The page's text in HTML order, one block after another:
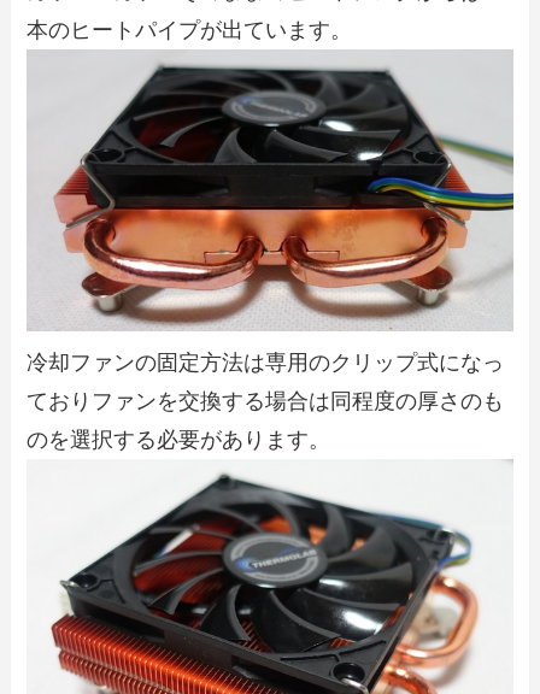
本のヒートパイプが出ています。
冷却ファンの固定方法は専用のクリップ式になっ
ておりファンを交換する場合は同程度の厚さのも
のを選択する必要があります。